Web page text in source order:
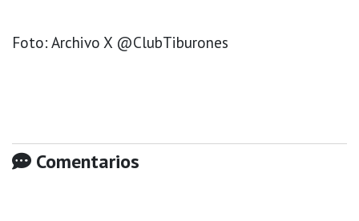
Foto: Archivo X @ClubTiburones
Comentarios